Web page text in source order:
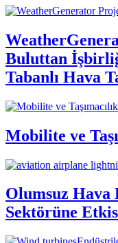
Buluttan
Tabanlı Hava
Mobilite ve
Olumsuz Hava
Sektörüne